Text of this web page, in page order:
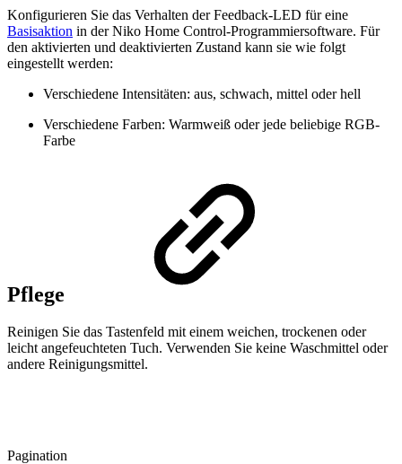
Konfigurieren Sie das Verhalten der Feedback-LED für eine
Basisaktion in der Niko Home Control-Programmiersoftware. Für
den aktivierten und deaktivierten Zustand kann sie wie folgt
eingestellt werden:
Verschiedene Intensitäten: aus, schwach, mittel oder hell
Verschiedene Farben: Warmweiß oder jede beliebige RGB-
Farbe
Pflege
Reinigen Sie das Tastenfeld mit einem weichen, trockenen oder
leicht angefeuchteten Tuch. Verwenden Sie keine Waschmittel oder
andere Reinigungsmittel.
Pagination